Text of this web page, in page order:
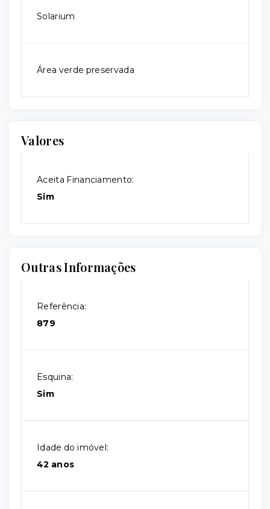
Solarium
Área verde preservada
Valores
Aceita Financiamento:
Sim
Outras Informações
Referência:
879
Esquina:
Sim
Idade do imóvel:
42 anos